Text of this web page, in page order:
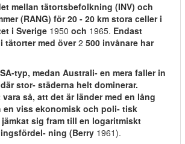
mellan tätortsbefolkning (INV) och
(RANG) för 20 - 20 km stora celler i
i Sverige 1950 och 1965. Endast
tätorter med över2 500 invånare har
typ, medan Australi- en mera faller in
stor- städerna helt dominerar.
så, att det är länder med en lång
viss ekonomisk och poli- tisk
sig fram till en logaritmiskt
ning (Berry 1961).